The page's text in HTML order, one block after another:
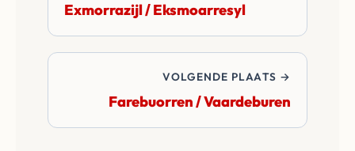
Exmorrazijl / Eksmoarresyl
VOLGENDE PLAATS →
Farebuorren / Vaardeburen